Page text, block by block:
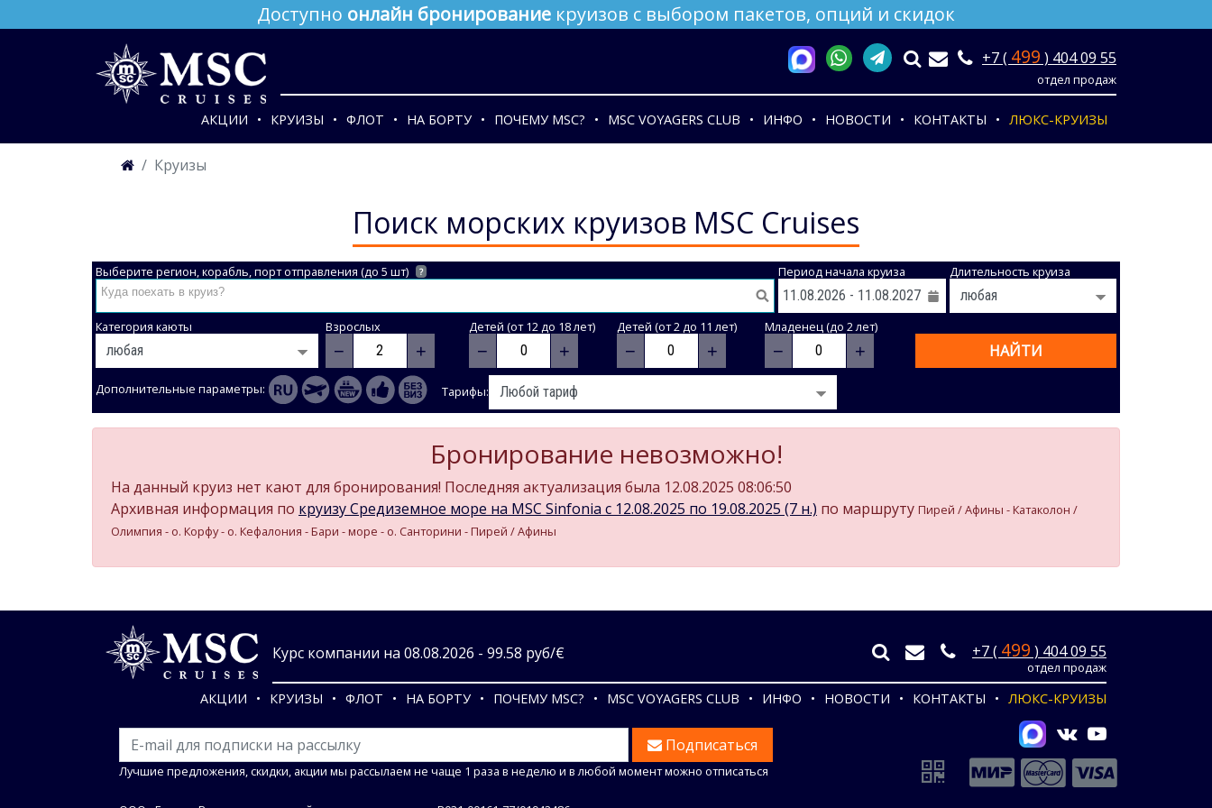
Доступно онлайн бронирование круизов с выбором пакетов, опций и скидок
+7 ( 499 ) 404 09 55
отдел продаж
АКЦИИ КРУИЗЫ ФЛОТ НА БОРТУ ПОЧЕМУ MSC? MSC VOYAGERS CLUB ИНФО НОВОСТИ КОНТАКТЫ ЛЮКС-КРУИЗЫ
Круизы
Поиск морских круизов MSC Cruises
Выберите регион, корабль, порт отправления (до 5 шт) ? Период начала круиза Длительность круиза
Категория каюты Взрослых
− +
Детей (от 12 до 18 лет)
− +
Детей (от 2 до 11 лет)
− +
Младенец (до 2 лет)
− + НАЙТИ
Дополнительные параметры: Тарифы:
Бронирование невозможно!
На данный круиз нет кают для бронирования! Последняя актуализация была 12.08.2025 08:06:50
Архивная информация по круизу Средиземное море на MSC Sinfonia c 12.08.2025 по 19.08.2025 (7 н.) по маршруту Пирей / Афины - Катаколон /
Олимпия - о. Корфу - о. Кефалония - Бари - море - о. Санторини - Пирей / Афины
Курс компании на 08.08.2026 - 99.58 руб/€ +7 ( 499 ) 404 09 55
отдел продаж
АКЦИИ КРУИЗЫ ФЛОТ НА БОРТУ ПОЧЕМУ MSC? MSC VOYAGERS CLUB ИНФО НОВОСТИ КОНТАКТЫ ЛЮКС-КРУИЗЫ
Подписаться
Лучшие предложения, скидки, акции мы рассылаем не чаще 1 раза в неделю и в любой момент можно отписаться